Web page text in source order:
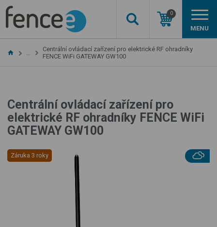
0
MENU
…
Centrální ovládací zařízení pro elektrické RF ohradníky
FENCE WiFi GATEWAY GW100
Centrální ovládací zařízení pro
elektrické RF ohradníky FENCE WiFi
GATEWAY GW100
Záruka 3 roky